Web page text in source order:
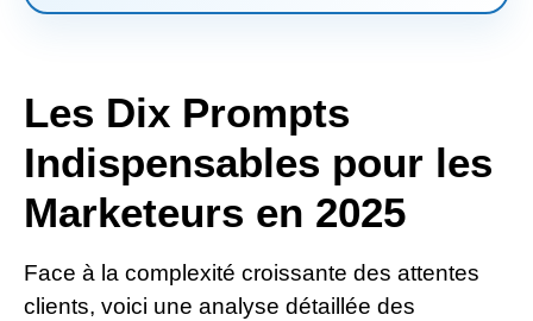
Les Dix Prompts
Indispensables pour les
Marketeurs en 2025
Face à la complexité croissante des attentes
clients, voici une analyse détaillée des